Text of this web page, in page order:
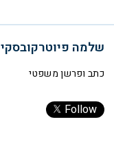
שלמה פיוטרקובסקי
כתב ופרשן משפטי
Follow